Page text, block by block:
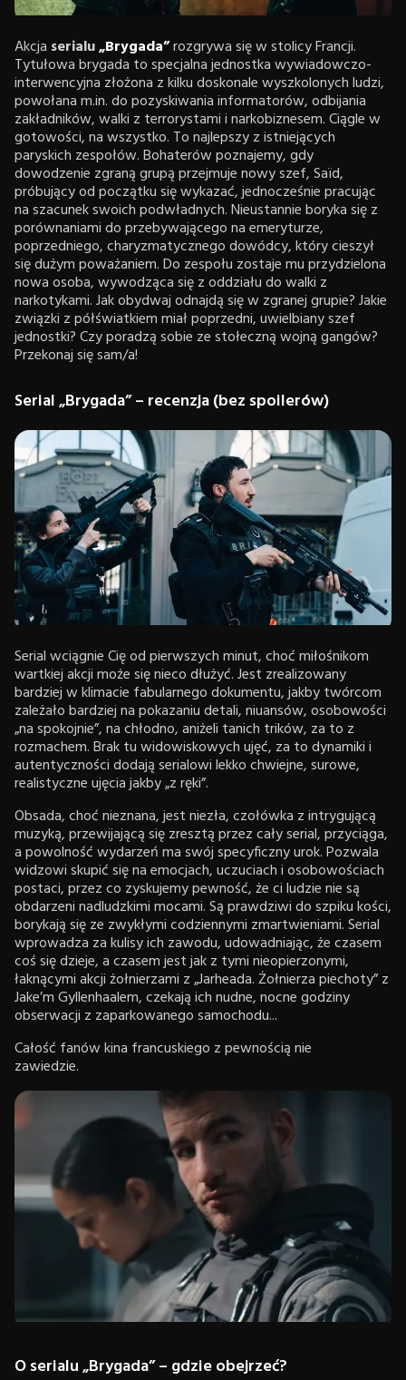
Akcja serialu„Brygada”rozgrywa się w stolicy Francji.
Tytułowa brygada to specjalna jednostka wywiadowczo-
interwencyjna złożona z kilku doskonale wyszkolonych ludzi,
powołana m.in. do pozyskiwania informatorów, odbijania
zakładników, walki z terrorystami i narkobiznesem. Ciągle w
gotowości, na wszystko. To najlepszy z istniejących
paryskich zespołów. Bohaterów poznajemy, gdy
dowodzenie zgraną grupą przejmuje nowy szef, Saïd,
próbujący od początku się wykazać, jednocześnie pracując
na szacunek swoich podwładnych. Nieustannie boryka się z
porównaniami do przebywającego na emeryturze,
poprzedniego, charyzmatycznego dowódcy, który cieszył
się dużym poważaniem. Do zespołu zostaje mu przydzielona
nowa osoba, wywodząca się z oddziału do walki z
narkotykami. Jak obydwaj odnajdą się w zgranej grupie? Jakie
związki z półświatkiem miał poprzedni, uwielbiany szef
jednostki? Czy poradzą sobie ze stołeczną wojną gangów?
Przekonaj się sam/a!
Serial „Brygada” – recenzja (bez spoilerów)
Serial wciągnie Cię od pierwszych minut, choć miłośnikom
wartkiej akcji może się nieco dłużyć. Jest zrealizowany
bardziej w klimacie fabularnego dokumentu, jakby twórcom
zależało bardziej na pokazaniu detali, niuansów, osobowości
„na spokojnie”, na chłodno, aniżeli tanich trików, za to z
rozmachem. Brak tu widowiskowych ujęć, za to dynamiki i
autentyczności dodają serialowi lekko chwiejne, surowe,
realistyczne ujęcia jakby „z ręki”.
Obsada, choć nieznana, jest niezła, czołówka z intrygującą
muzyką, przewijającą się zresztą przez cały serial, przyciąga,
a powolność wydarzeń ma swój specyficzny urok. Pozwala
widzowi skupić się na emocjach, uczuciach i osobowościach
postaci, przez co zyskujemy pewność, że ci ludzie nie są
obdarzeni nadludzkimi mocami. Są prawdziwi do szpiku kości,
borykają się ze zwykłymi codziennymi zmartwieniami. Serial
wprowadza za kulisy ich zawodu, udowadniając, że czasem
coś się dzieje, a czasem jest jak z tymi nieopierzonymi,
łaknącymi akcji żołnierzami z „Jarheada. Żołnierza piechoty” z
Jake’m Gyllenhaalem, czekają ich nudne, nocne godziny
obserwacji z zaparkowanego samochodu...
Całość fanów kina francuskiego z pewnością nie
zawiedzie.
O serialu „Brygada” – gdzie obejrzeć?